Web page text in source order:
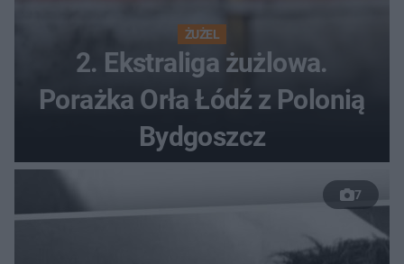
ŻUŻEL
2. Ekstraliga żużlowa.
Porażka Orła Łódź z Polonią
Bydgoszcz
7